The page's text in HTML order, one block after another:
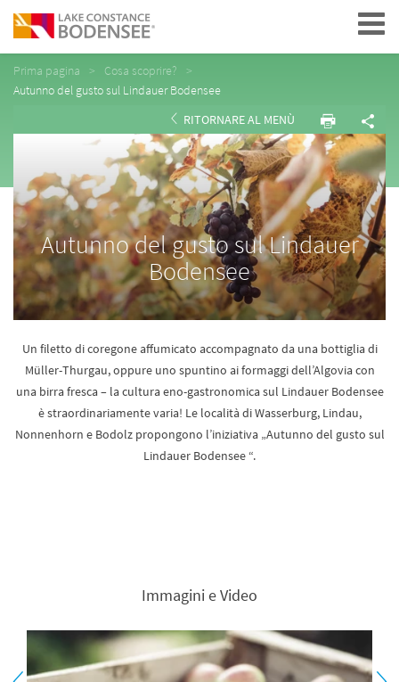
Navigation
Prima pagina
Cosa scoprire?
Autunno del gusto sul Lindauer Bodensee
RITORNARE AL MENÙ
Autunno del gusto sul Lindauer
Bodensee
Un filetto di coregone affumicato accompagnato da una bottiglia di
Müller-Thurgau, oppure uno spuntino ai formaggi dell’Algovia con
una birra fresca – la cultura eno-gastronomica sul Lindauer Bodensee
è straordinariamente varia! Le località di Wasserburg, Lindau,
Nonnenhorn e Bodolz propongono l’iniziativa „Autunno del gusto sul
Lindauer Bodensee “.
Immagini e Video